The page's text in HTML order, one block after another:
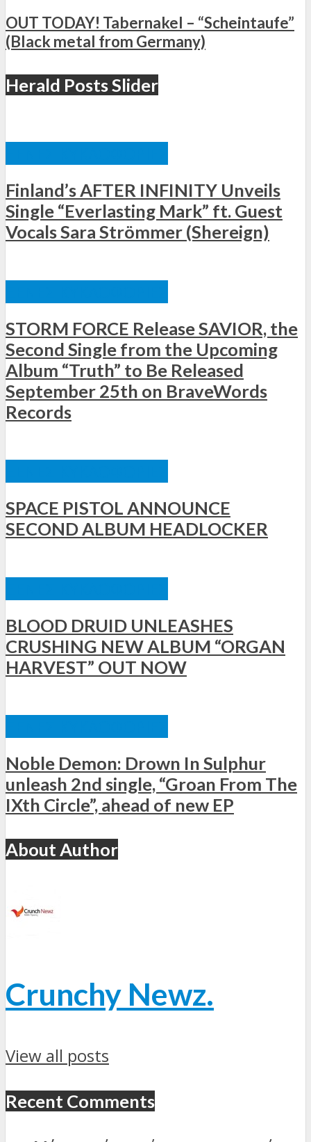
OUT TODAY! Tabernakel – “Scheintaufe”
(Black metal from Germany)
Herald Posts Slider
Finland’s AFTER INFINITY Unveils
Single “Everlasting Mark” ft. Guest
Vocals Sara Strömmer (Shereign)
STORM FORCE Release SAVIOR, the
Second Single from the Upcoming
Album “Truth” to Be Released
September 25th on BraveWords
Records
SPACE PISTOL ANNOUNCE
SECOND ALBUM HEADLOCKER
BLOOD DRUID UNLEASHES
CRUSHING NEW ALBUM “ORGAN
HARVEST” OUT NOW
Noble Demon: Drown In Sulphur
unleash 2nd single, “Groan From The
IXth Circle”, ahead of new EP
About Author
Crunchy Newz.
View all posts
Recent Comments